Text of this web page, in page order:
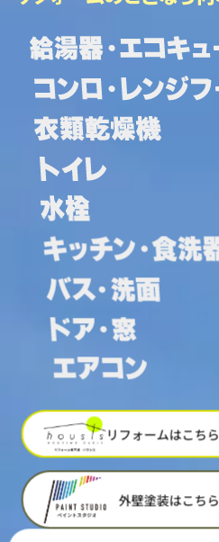
リフォームはこちら
外壁塗装はこちら